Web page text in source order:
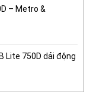
– Metro &
Lite 750D dải động